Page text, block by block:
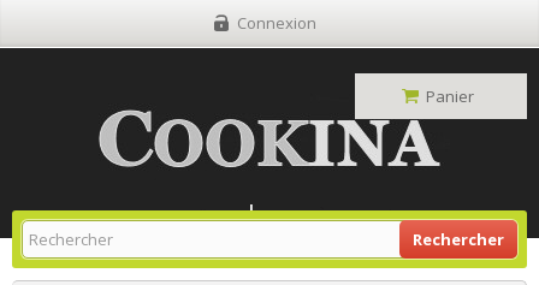
Connexion
Rechercher
Panier
Site Grill Gaz Retour À L'accueil